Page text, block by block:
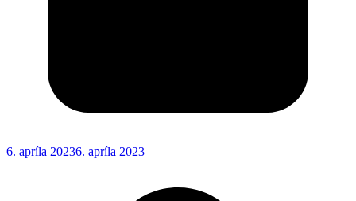
6. apríla 20236. apríla 2023